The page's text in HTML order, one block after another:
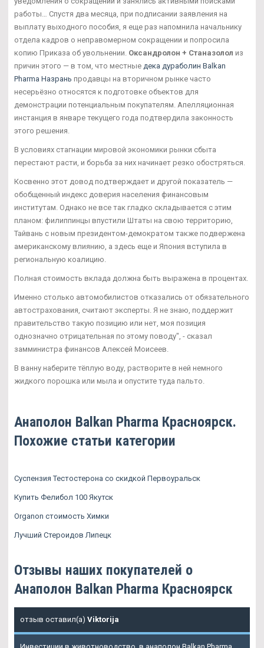
работы… Спустя два месяца, при подписании заявления на
выплату выходного пособия, я еще раз напомнила начальнику
отдела кадров о неправомерном сокращении и попросила
копию Приказа об увольнении. Оксандролон + Станазолол из
причин этого — в том, что местные дека дураболин Balkan
Pharma Назрань продавцы на вторичном рынке часто
несерьёзно относятся к подготовке объектов для
демонстрации потенциальным покупателям. Апелляционная
инстанция в январе текущего года подтвердила законность
этого решения.
В условиях стагнации мировой экономики рынки сбыта
перестают расти, и борьба за них начинает резко обостряться.
Косвенно этот довод подтверждает и другой показатель —
обобщенный индекс доверия населения финансовым
институтам. Однако не все так гладко складывается с этим
планом: филиппинцы впустили Штаты на свою территорию,
Тайвань с новым президентом-демократом также подвержена
американскому влиянию, а здесь еще и Япония вступила в
региональную коалицию.
Полная стоимость вклада должна быть выражена в процентах.
Именно столько автомобилистов отказались от обязательного
автострахования, считают эксперты. Я не знаю, поддержит
правительство такую позицию или нет, моя позиция
однозначно отрицательная по этому поводу", - сказал
замминистра финансов Алексей Моисеев.
В ванну наберите тёплую воду, растворите в ней немного
жидкого порошка или мыла и опустите туда пальто.
Анаполон Balkan Pharma Красноярск.
Похожие статьи категории
Суспензия Тестостерона со скидкой Первоуральск
Купить Фелибол 100 Якутск
Organon стоимость Химки
Лучший Стероидов Липецк
Отзывы наших покупателей о
Анаполон Balkan Pharma Красноярск
отзыв оставил(а) Viktorija